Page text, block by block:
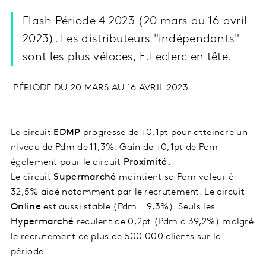
Flash Période 4 2023 (20 mars au 16 avril
2023). Les distributeurs "indépendants"
sont les plus véloces, E.Leclerc en tête.
PÉRIODE DU 20 MARS AU 16 AVRIL 2023
Le circuit EDMP progresse de +0,1pt pour atteindre un
niveau de Pdm de 11,3%. Gain de +0,1pt de Pdm
également pour le circuit Proximité.
Le circuitSupermarché maintient sa Pdm valeur à
32,5% aidé notamment par le recrutement. Le circuit
Onlineest aussi stable (Pdm = 9,3%). Seuls les
Hypermarché reculent de 0,2pt (Pdm à 39,2%) malgré
le recrutement de plus de 500 000 clients sur la
période.